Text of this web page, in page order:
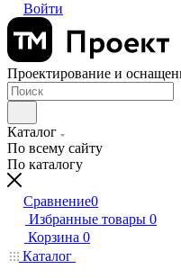
Войти
Проектирование и
Каталог
По всему сайту
По каталогу
Сравнение0
Избранные товары 0
Корзина 0
Каталог